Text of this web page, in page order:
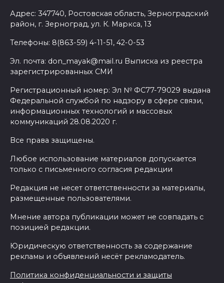
Адрес: 347740, Ростовская область, Зерноградский
район, г. Зерноград, ул. К. Маркса, 13
Телефоны: 8(863-59) 4-11-51, 42-0-53
Эл. почта: don_mayak@mail.ru Выписка из реестра
зарегистрированных СМИ
Регистрационный номер: Эл № ФС77-79029 выдана
Федеральной службой по надзору в сфере связи,
информационных технологий и массовых
коммуникаций 28.08.2020 г.
Все права защищены.
Любое использование материалов допускается
только с письменного согласия редакции
Редакция не несет ответственности за материалы,
размещенные пользователями.
Мнение автора публикации может не совпадать с
позицией редакции.
Юридическую ответственность за содержание
рекламы и объявлений несёт рекламодатель.
Политика конфиденциальности и защиты